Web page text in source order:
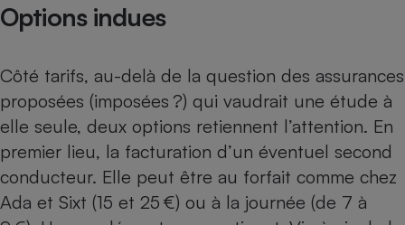
Options indues
Côté tarifs, au-delà de la question des assurances
proposées (imposées ?) qui vaudrait une étude à
elle seule, deux options retiennent l’attention. En
premier lieu, la facturation d’un éventuel second
conducteur. Elle peut être au forfait comme chez
Ada et Sixt (15 et 25 €) ou à la journée (de 7 à